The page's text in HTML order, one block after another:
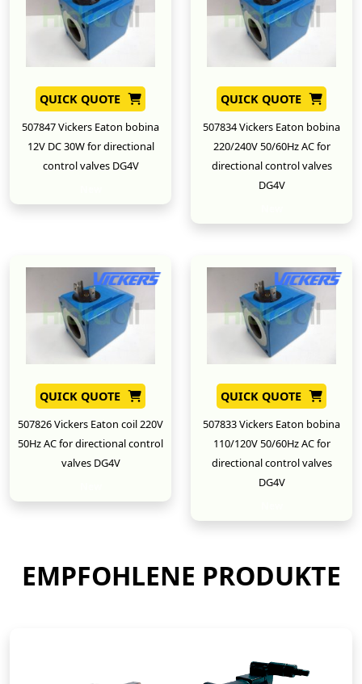
QUICK QUOTE
507847 Vickers Eaton bobina
12V DC 30W for directional
control valves DG4V
QUICK QUOTE
507834 Vickers Eaton bobina
220/240V 50/60Hz AC for
directional control valves
DG4V
QUICK QUOTE
507826 Vickers Eaton coil 220V
50Hz AC for directional control
valves DG4V
QUICK QUOTE
507833 Vickers Eaton bobina
110/120V 50/60Hz AC for
directional control valves
DG4V
EMPFOHLENE PRODUKTE